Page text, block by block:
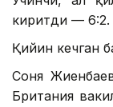
киритди — 6:2.
Қийин кечган
Соня
Британия